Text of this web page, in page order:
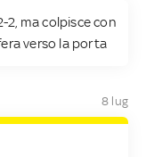
2, ma colpisce con
verso la porta
8 lug